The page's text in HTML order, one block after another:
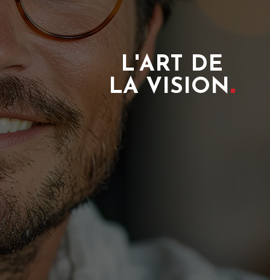
L'ART DE
LA VISION